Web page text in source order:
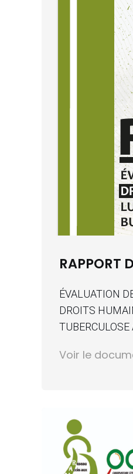
RAPPORT
ÉVALUATION
DROITS
Voir le